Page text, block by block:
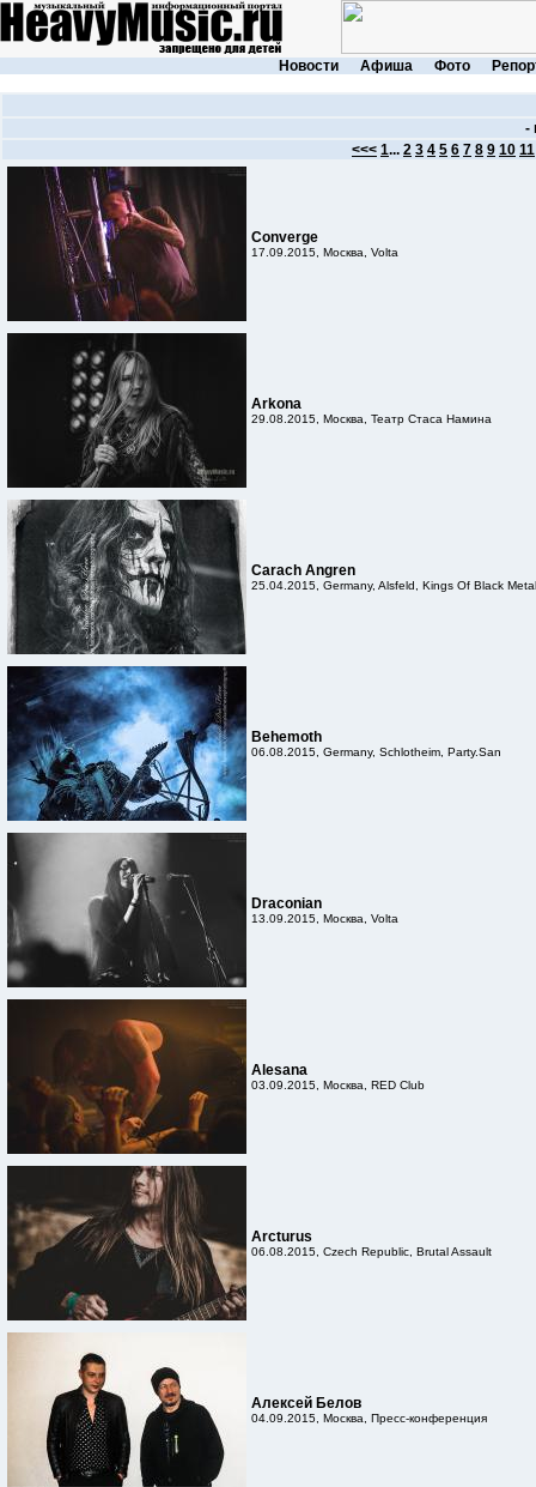
Новости Афиша Фото
-
<<< 1... 2 3 4 5 6 7 8 9 10 11
Converge
17.09.2015, Москва, Volta
Arkona
29.08.2015, Москва, Театр Стаса Намина
Carach Angren
25.04.2015, Germany, Alsfeld, Kings Of Black Metal
Behemoth
06.08.2015, Germany, Schlotheim, Party.San
Draconian
13.09.2015, Москва, Volta
Alesana
03.09.2015, Москва, RED Club
Arcturus
06.08.2015, Czech Republic, Brutal Assault
Алексей Белов
04.09.2015, Москва, Пресс-конференция